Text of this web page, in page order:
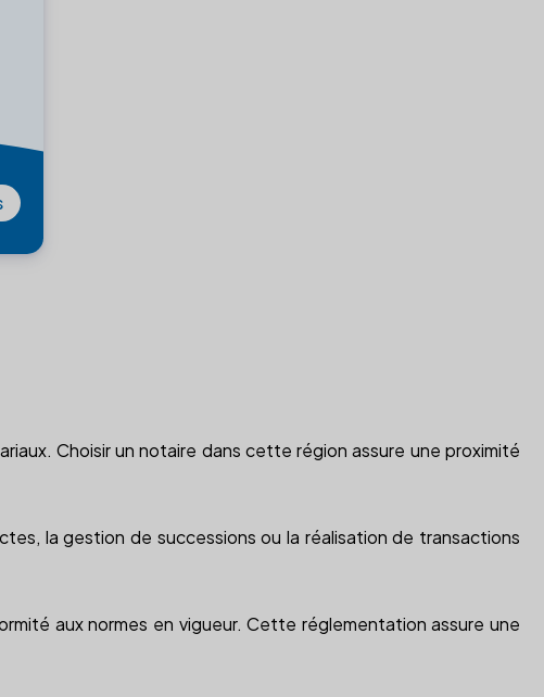
Choisir un notaire dans cette région assure une proximité
la gestion de successions ou la réalisation de transactions
aux normes en vigueur. Cette réglementation assure une